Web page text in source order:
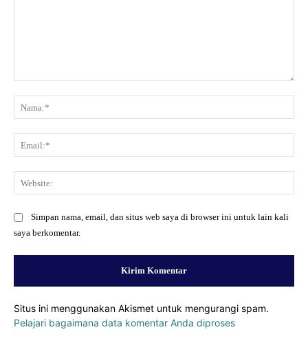
Simpan nama, email, dan situs web saya di browser ini untuk lain kali
saya berkomentar.
Situs ini menggunakan Akismet untuk mengurangi spam.
Pelajari bagaimana data komentar Anda diproses